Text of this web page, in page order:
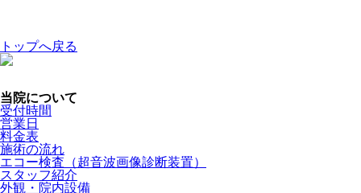
トップへ戻る
当院について
受付時間
営業日
料金表
施術の流れ
エコー検査（超音波画像診断装置）
スタッフ紹介
外観・院内設備